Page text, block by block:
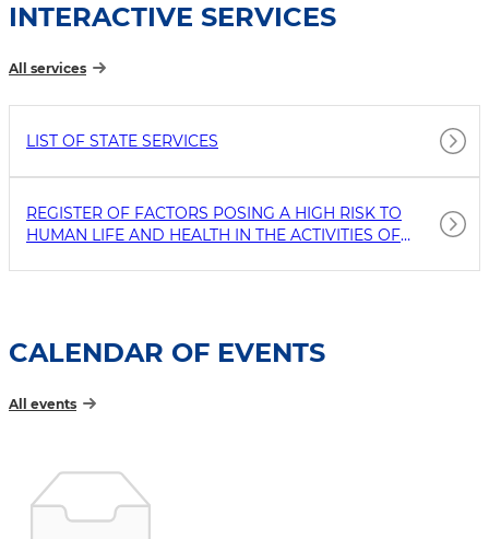
INTERACTIVE SERVICES
All services
LIST OF STATE SERVICES
REGISTER OF FACTORS POSING A HIGH RISK TO
HUMAN LIFE AND HEALTH IN THE ACTIVITIES OF
CALENDAR OF EVENTS
All events